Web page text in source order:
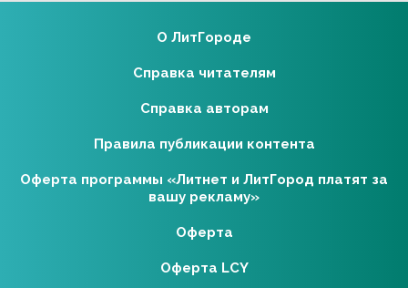
О ЛитГороде
Справка читателям
Справка авторам
Правила публикации контента
Оферта программы «Литнет и ЛитГород платят за
вашу рекламу»
Оферта
Оферта LCY